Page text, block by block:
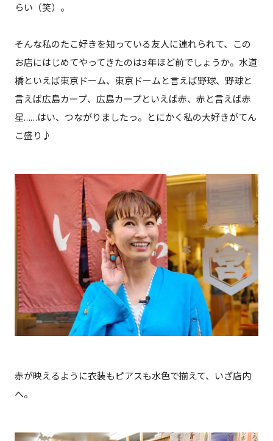
らい（笑）。
そんな私のたこ好きを知っている友人に連れられて、この
お店にはじめてやってきたのは3年ほど前でしょうか。水道
橋といえば東京ドーム、東京ドームと言えば野球、野球と
言えば広島カープ、広島カープといえば赤、赤と言えば赤
星……はい、つながりましたっ。とにかく私の大好きがてん
こ盛り♪
赤が映えるように衣装もピアスも水色で揃えて、いざ店内
へ。